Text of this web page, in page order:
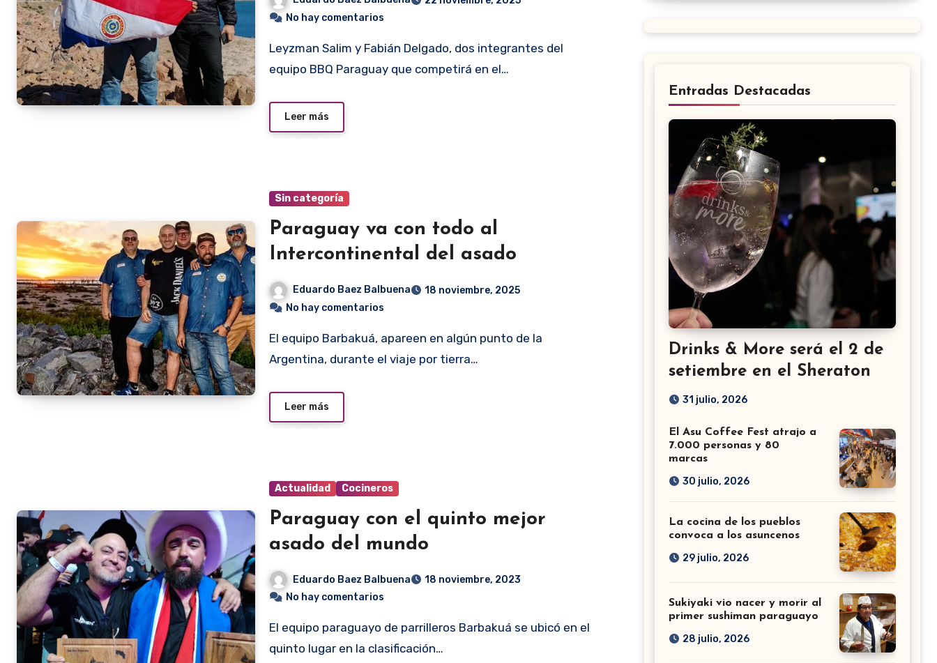
No hay comentarios
Leyzman Salim y Fabián Delgado, dos integrantes del
equipo BBQ Paraguay que competirá en el…
Leer más
Sin categoría
Paraguay va con todo al
Intercontinental del asado
Eduardo Baez Balbuena
18 noviembre, 2025
No hay comentarios
El equipo Barbakuá, apareen en algún punto de la
Argentina, durante el viaje por tierra…
Leer más
Actualidad Cocineros
Paraguay con el quinto mejor
asado del mundo
Eduardo Baez Balbuena
18 noviembre, 2023
No hay comentarios
El equipo paraguayo de parrilleros Barbakuá se ubicó en el
quinto lugar en la clasificación…
Entradas Destacadas
Drinks & More será el 2 de
setiembre en el Sheraton
31 julio, 2026
El Asu Coffee Fest atrajo a
7.000 personas y 80
marcas
30 julio, 2026
La cocina de los pueblos
convoca a los asuncenos
29 julio, 2026
Sukiyaki vio nacer y morir al
primer sushiman paraguayo
28 julio, 2026